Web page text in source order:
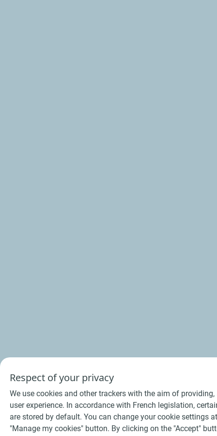
Respect of your privacy
We use cookies and other trackers with the aim of
user experience. In accordance with French legislation,
are stored by default. You can change your cookie settings
"Manage my cookies" button. By clicking on the "Accept"